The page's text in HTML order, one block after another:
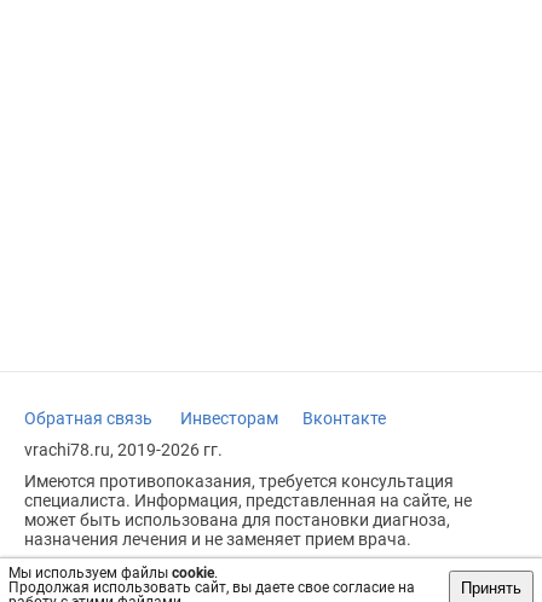
Мы используем файлы cookie.
Продолжая использовать сайт, вы даете свое согласие на
Принять
Обратная связь Инвесторам
Вконтакте
vrachi78.ru, 2019-2026 гг.
Имеются противопоказания, требуется консультация
специалиста. Информация, представленная на сайте, не
может быть использована для постановки диагноза,
назначения лечения и не заменяет прием врача.
Возрастное ограничение: 18+